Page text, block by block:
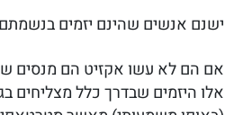
ישנם אנשים שהינם יזמים
אם הם לא עשו אקזיט הם מנסים
אלו היזמים שבדרך כלל מצליחים